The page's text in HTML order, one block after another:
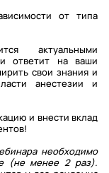
от типа
актуальными
ответит на ваши
свои знания и
анестезии и
и внести вклад
необходимо
(не менее 2 раз).